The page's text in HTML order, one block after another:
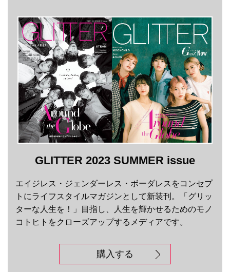
GLITTER 2023 SUMMER issue
エイジレス・ジェンダーレス・ボーダレスをコンセプ
トにライフスタイルマガジンとして新装刊。「グリッ
ターな人生を！」目指し、人生を輝かせるためのモノ
コトヒトをクローズアップするメディアです。
購入する